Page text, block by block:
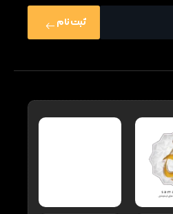
ثبت نام